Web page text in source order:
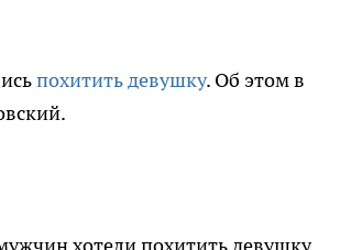
похитить девушку. Об этом в